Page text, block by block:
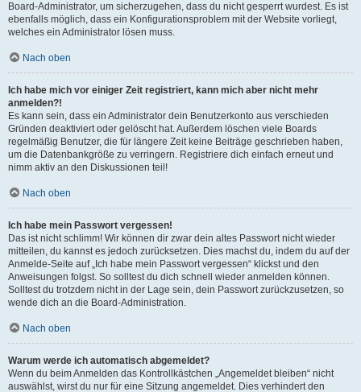
Board-Administrator, um sicherzugehen, dass du nicht gesperrt wurdest. Es ist
ebenfalls möglich, dass ein Konfigurationsproblem mit der Website vorliegt,
welches ein Administrator lösen muss.
Nach oben
Ich habe mich vor einiger Zeit registriert, kann mich aber nicht mehr
anmelden?!
Es kann sein, dass ein Administrator dein Benutzerkonto aus verschieden
Gründen deaktiviert oder gelöscht hat. Außerdem löschen viele Boards
regelmäßig Benutzer, die für längere Zeit keine Beiträge geschrieben haben,
um die Datenbankgröße zu verringern. Registriere dich einfach erneut und
nimm aktiv an den Diskussionen teil!
Nach oben
Ich habe mein Passwort vergessen!
Das ist nicht schlimm! Wir können dir zwar dein altes Passwort nicht wieder
mitteilen, du kannst es jedoch zurücksetzen. Dies machst du, indem du auf der
Anmelde-Seite auf „Ich habe mein Passwort vergessen“ klickst und den
Anweisungen folgst. So solltest du dich schnell wieder anmelden können.
Solltest du trotzdem nicht in der Lage sein, dein Passwort zurückzusetzen, so
wende dich an die Board-Administration.
Nach oben
Warum werde ich automatisch abgemeldet?
Wenn du beim Anmelden das Kontrollkästchen „Angemeldet bleiben“ nicht
auswählst, wirst du nur für eine Sitzung angemeldet. Dies verhindert den